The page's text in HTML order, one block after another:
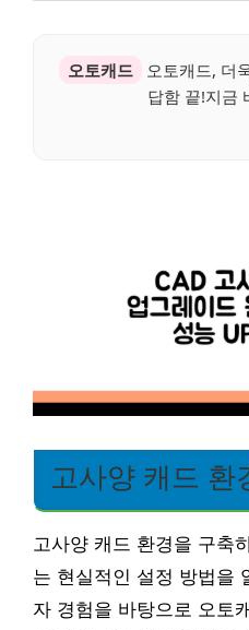
오토캐드
오토캐드, 더
답함 끝!지금
고사양 캐드 환
고사양 캐드 환경을 구축
는 현실적인 설정 방법을
자 경험을 바탕으로 오토